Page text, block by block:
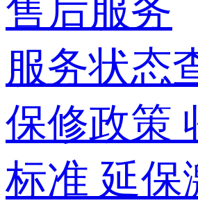
售后服务
服务状态
保修政策
标准 延保